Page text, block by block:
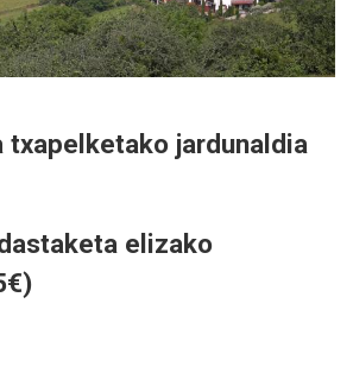
txapelketako jardunaldia
elizako